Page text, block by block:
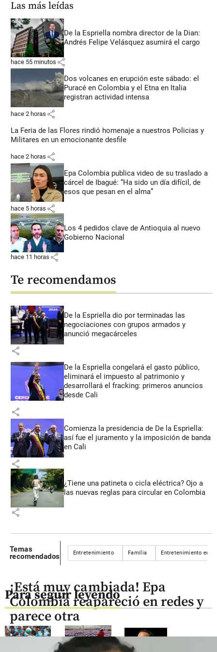
Las más leídas
De la Espriella nombra director de la Dian:
Andrés Felipe Velásquez asumirá el cargo
hace 55 minutos share
Dos volcanes en erupción este sábado: el
Puracé en Colombia y el Etna en Italia
registran actividad intensa
hace 2 horas share
La Feria de las Flores rindió homenaje a nuestros Policias y
Militares en un emocionante desfile
hace 2 horas share
Epa Colombia publica video de su traslado a
cárcel de Ibagué: “Ha sido un día difícil, de
esos que pesan en el alma”
hace 5 horas share
Los 4 pedidos clave de Antioquia al nuevo
Gobierno Nacional
hace 11 horas share
Te recomendamos
De la Espriella dio por terminadas las
negociaciones con grupos armados y
anunció megacárceles
share
De la Espriella congelará el gasto público,
eliminará el impuesto al patrimonio y
desarrollará el fracking: primeros anuncios
desde Cali
share
Comienza la presidencia de De la Espriella:
así fue el juramento y la imposición de banda
en Cali
share
¿Tiene una patineta o cicla eléctrica? Ojo a
las nuevas reglas para circular en Colombia
share
Temas
recomendados
Entretenimiento Familia Entretenimiento en
Para seguir leyendo
¡Está muy cambiada! Epa
Colombia reapareció en redes y
parece otra